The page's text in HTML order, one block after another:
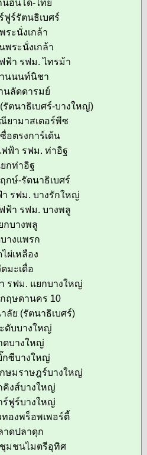
อินโด-ไทย
ฟูร์รัตนธิเบศร์
ระนั่งเกล้า
พระนั่งเกล้า
ฟ้า รฟม. ไทรม้า
นนนท์นิชา
นลัดดารมย์
ตนาธิเบศร์-บางใหญ่)
ยามาสเตอร์พีซ
อตรงการ์เด้น
ฟ้า รฟม. ท่าอิฐ
กท่าอิฐ
กษ์-รัตนาธิเบศร์
รฟม. บางรักใหญ่
ฟ้า รฟม. บางพลู
กบางพลู
างแพรก
ไผ่เหลือง
ดมะเดื่อ
รฟม. แยกบางใหญ่
ฤษดานคร 10
ย (รัตนาธิเบศร์)
ดับบางใหญ่
ดบางใหญ่
กซีบางใหญ่
กษมราษฎร์บางใหญ่
คิงส์บางใหญ่
ร์ฟูร์บางใหญ่
องพร็อพเพอร์ตี้
าดปลาดุก
ชุมชนไมตรีอุทิศ